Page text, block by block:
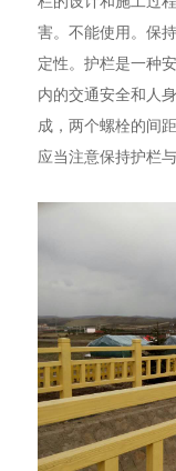
害。不能使用。保
定性。护栏是一种
内的交通安全和人
成，两个螺栓的间
应当注意保持护栏